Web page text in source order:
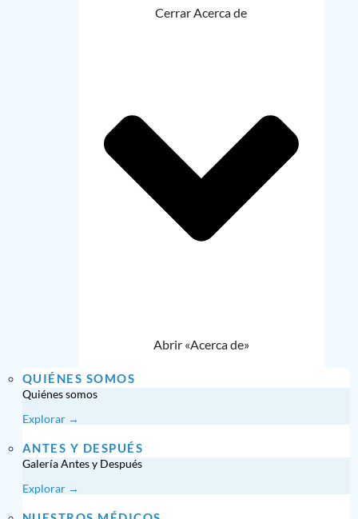
Cerrar Acerca de
Abrir «Acerca de»
QUIÉNES SOMOS
Quiénes somos
Explorar →
ANTES Y DESPUÉS
Galería Antes y Después
Explorar →